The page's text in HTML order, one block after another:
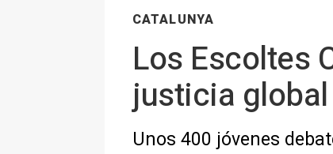
CATALUNYA
Los Escoltes
justicia
Unos 400 jóvenes